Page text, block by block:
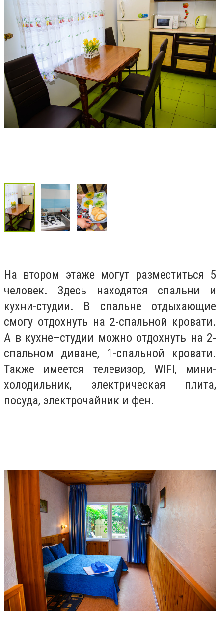
На втором этаже могут разместиться 5
человек. Здесь находятся спальни и
кухни-студии. В спальне отдыхающие
смогу отдохнуть на 2-спальной кровати.
А в кухне–студии можно отдохнуть на 2-
спальном диване, 1-спальной кровати.
Также имеется телевизор, WIFI, мини-
холодильник, электрическая плита,
посуда, электрочайник и фен.